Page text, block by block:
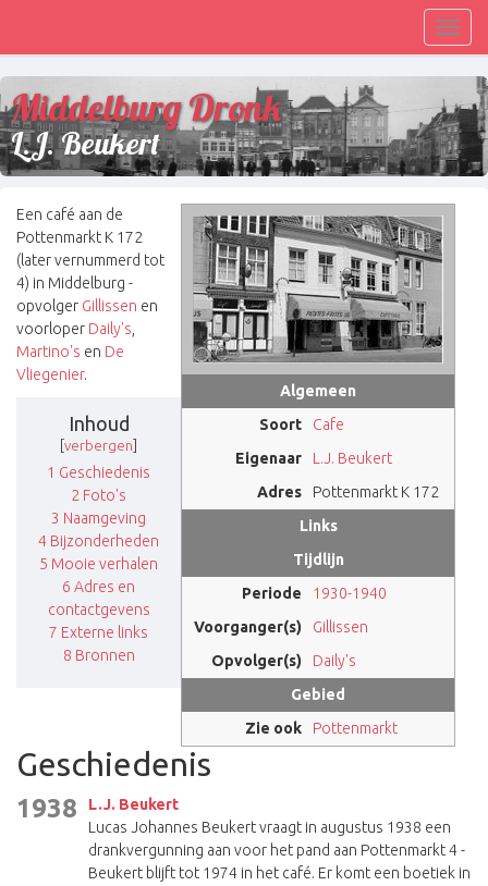
Middelburg Dronk
L.J. Beukert
Algemeen
Soort
Cafe
Eigenaar
L.J. Beukert
Adres
Pottenmarkt K 172
Links
Tijdlijn
Periode
1930-1940
Voorganger(s)
Gillissen
Opvolger(s)
Daily's
Gebied
Zie ook
Pottenmarkt
Een café aan de
Pottenmarkt K 172
(later vernummerd tot
4) in Middelburg -
opvolger Gillissen en
voorloper Daily's
Martino's en De
Vliegenier.
Inhoud
verbergen
1 Geschiedenis
2 Foto's
3 Naamgeving
4 Bijzonderheden
5 Mooie verhalen
6 Adres en
contactgevens
7 Externe links
8 Bronnen
Geschiedenis
1938
L.J. Beukert
Lucas Johannes Beukert vraagt in augustus 1938 een
drankvergunning aan voor het pand aan Pottenmarkt 4 -
Beukert blijft tot 1974 in het café. Er komt een boetiek in